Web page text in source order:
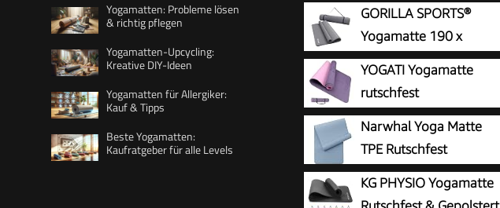
Yogamatten: Probleme lösen
& richtig pflegen
Yogamatten-Upcycling:
Kreative DIY-Ideen
Yogamatten für Allergiker:
Kauf & Tipps
Beste Yogamatten:
Kaufratgeber für alle Levels
GORILLA SPORTS®
Yogamatte 190 x
60/100 x 1,5 cm mit
Tragegurt, rutschfest
YOGATI Yogamatte
rutschfest
Schadstofffrei, mit
Tragegurt. Yoga Matte mit
Ausrichtungslinien für die
Körperhaltung. Ideal als
Narwhal Yoga Matte
TPE Rutschfest
Yogamatte 183 x 61 x
0,6 cm
KG PHYSIO Yogamatte